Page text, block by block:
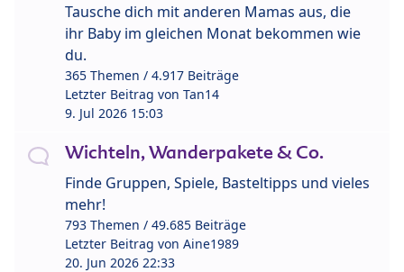
Tausche dich mit anderen Mamas aus, die
ihr Baby im gleichen Monat bekommen wie
du.
365 Themen / 4.917 Beiträge
Letzter Beitrag von Tan14
9. Jul 2026 15:03
Wichteln, Wanderpakete & Co.
Finde Gruppen, Spiele, Basteltipps und vieles
mehr!
793 Themen / 49.685 Beiträge
Letzter Beitrag von Aine1989
20. Jun 2026 22:33